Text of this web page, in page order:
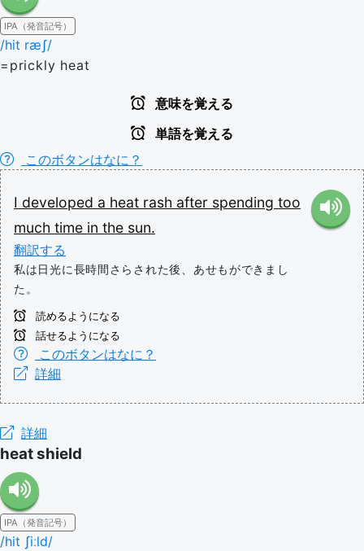
IPA（発音記号）
/hit ræʃ/
=prickly heat
意味を覚える
単語を覚える
このボタンはなに？
I developed a heat rash after spending too
much time in the sun.
翻訳する
私は日光に長時間さらされた後、あせもができまし
た。
読めるようになる
話せるようになる
このボタンはなに？
詳細
詳細
heat shield
IPA（発音記号）
/hit ʃiːld/